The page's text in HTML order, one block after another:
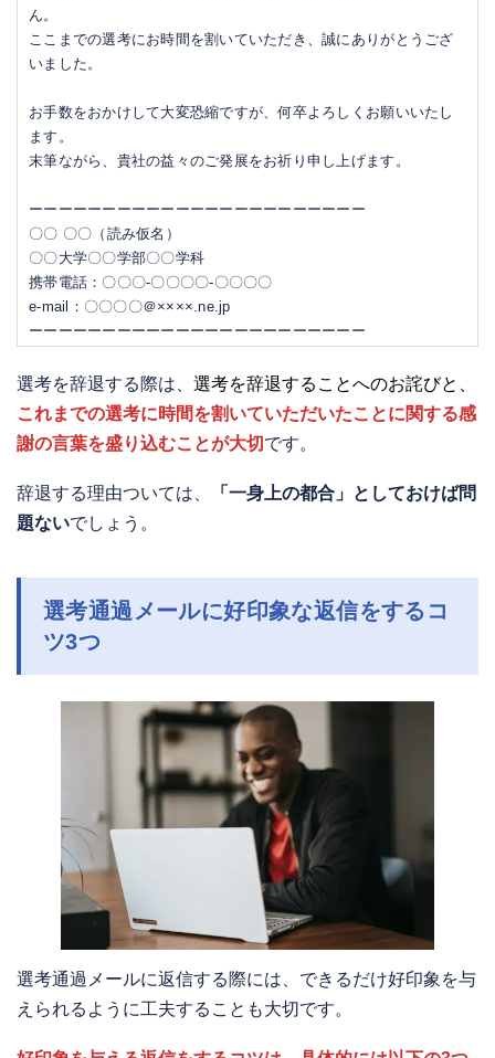
ん。
ここまでの選考にお時間を割いていただき、誠にありがとうござ
いました。
お手数をおかけして大変恐縮ですが、何卒よろしくお願いいたし
ます。
末筆ながら、貴社の益々のご発展をお祈り申し上げます。
ーーーーーーーーーーーーーーーーーーーーーーー
〇〇 〇〇（読み仮名）
〇〇大学〇〇学部〇〇学科
携帯電話：〇〇〇-〇〇〇〇-〇〇〇〇
e-mail：〇〇〇〇＠××××.ne.jp
ーーーーーーーーーーーーーーーーーーーーーーー
選考を辞退する際は、 選考を辞退することへのお詫びと、
これまでの選考に時間を割いていただいたことに関する感
謝の言葉を盛り込むことが大切 です。
辞退する理由ついては、
「一身上の都合」としておけば問
題ないでしょう。
選考通過メールに好印象な返信をするコ
ツ3つ
選考通過メールに返信する際には、できるだけ好印象を与
えられるように工夫することも大切です。